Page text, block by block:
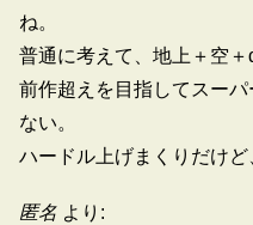
ね。
普通に考えて、地上＋空＋
前作超えを目指してスー
ない。
ハードル上げまくりだけど
匿名 より: